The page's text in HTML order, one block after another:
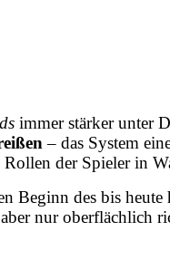
immer stärker unter
– das System
der Spieler in
Beginn des bis
nur oberflächlich